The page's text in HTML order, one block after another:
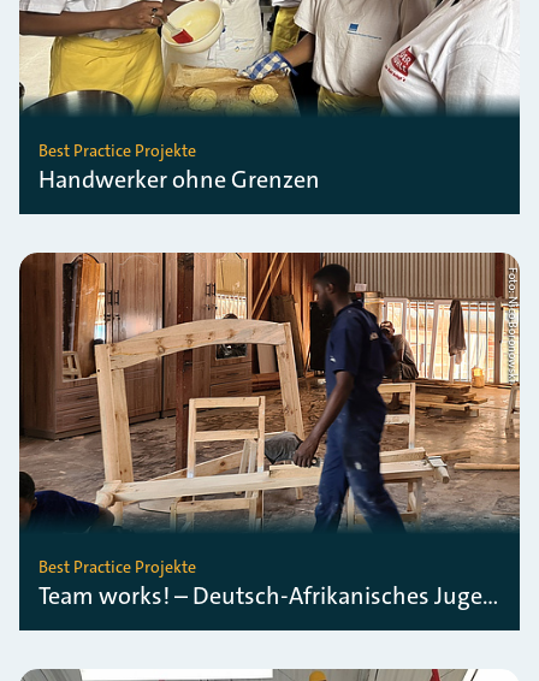
Best Practice Projekte
Handwerker ohne Grenzen
Foto: Nico Boronowski
Best Practice Projekte
Team works! – Deutsch-Afrikanisches Jugendwerk